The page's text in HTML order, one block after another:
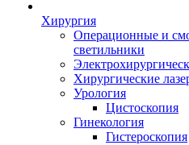
Хирургия
Операционные и
светильники
Хирургические
Урология
Цистоскопия
Гинекология
Гистероскопия